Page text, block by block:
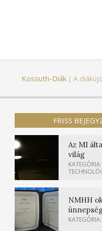
Kossuth-Diák A
FRISS
Az MI
világ
KATEGÓRIA:
NMHH
KATEGÓRIA: